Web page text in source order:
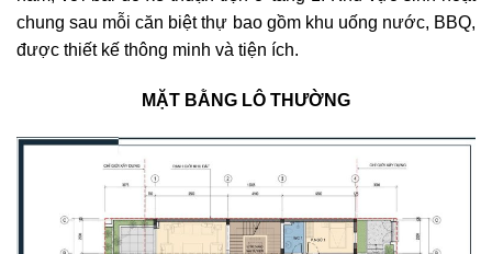
chung sau mỗi căn biệt thự bao gồm khu uống nước, BBQ,
được thiết kế thông minh và tiện ích.
MẶT BẰNG LÔ THƯỜNG